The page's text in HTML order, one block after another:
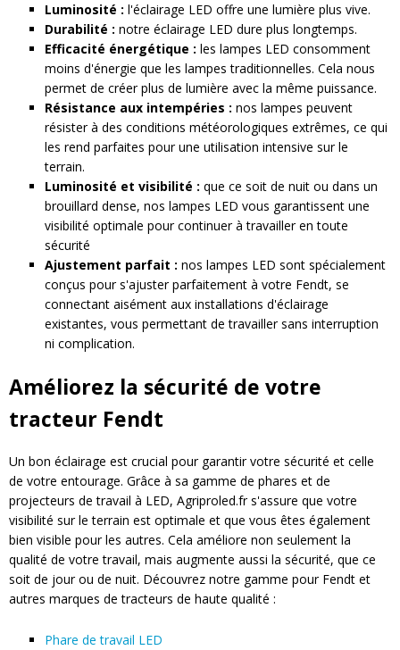
Luminosité : l'éclairage LED offre une lumière plus vive.
Durabilité : notre éclairage LED dure plus longtemps.
Efficacité énergétique : les lampes LED consomment
moins d'énergie que les lampes traditionnelles. Cela nous
permet de créer plus de lumière avec la même puissance.
Résistance aux intempéries : nos lampes peuvent
résister à des conditions météorologiques extrêmes, ce qui
les rend parfaites pour une utilisation intensive sur le
terrain.
Luminosité et visibilité : que ce soit de nuit ou dans un
brouillard dense, nos lampes LED vous garantissent une
visibilité optimale pour continuer à travailler en toute
sécurité
Ajustement parfait : nos lampes LED sont spécialement
conçus pour s'ajuster parfaitement à votre Fendt, se
connectant aisément aux installations d'éclairage
existantes, vous permettant de travailler sans interruption
ni complication.
Améliorez la sécurité de votre
tracteur Fendt
Un bon éclairage est crucial pour garantir votre sécurité et celle
de votre entourage. Grâce à sa gamme de phares et de
projecteurs de travail à LED, Agriproled.fr s'assure que votre
visibilité sur le terrain est optimale et que vous êtes également
bien visible pour les autres. Cela améliore non seulement la
qualité de votre travail, mais augmente aussi la sécurité, que ce
soit de jour ou de nuit. Découvrez notre gamme pour Fendt et
autres marques de tracteurs de haute qualité :
Phare de travail LED